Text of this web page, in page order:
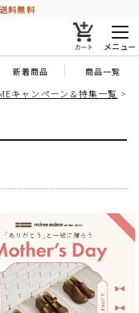
送料無料
メニュー
新着商品 商品一覧
キャンペーン＆特集一覧
カー #ブーツ